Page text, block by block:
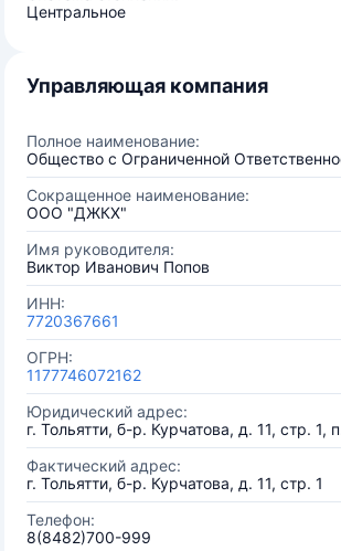
Центральное
Управляющая компания
Полное наименование:
Общество с Ограниченной
Сокращенное наименование:
ООО "ДЖКХ"
Имя руководителя:
Виктор Иванович Попов
ИНН:
7720367661
ОГРН:
1177746072162
Юридический адрес:
г. Тольятти, б-р. Курчатова, д. 11, стр. 1,
Фактический адрес:
г. Тольятти, б-р. Курчатова, д. 11, стр. 1
Телефон:
8(8482)700-999